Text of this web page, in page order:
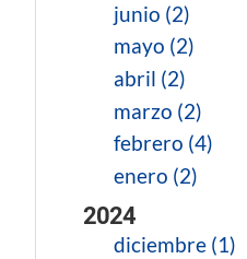
junio (2)
mayo (2)
abril (2)
marzo (2)
febrero (4)
enero (2)
2024
diciembre (1)